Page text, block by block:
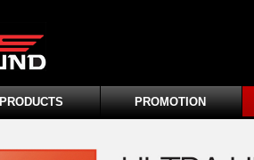
PRODUCTS PROMOTION